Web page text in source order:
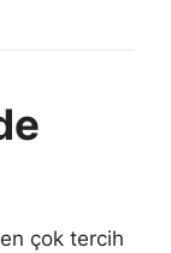
çok tercih